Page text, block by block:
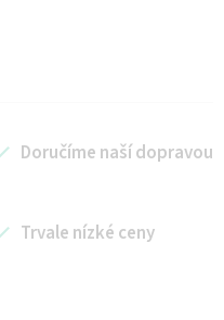
Doručíme naší dopravou
Trvale nízké ceny